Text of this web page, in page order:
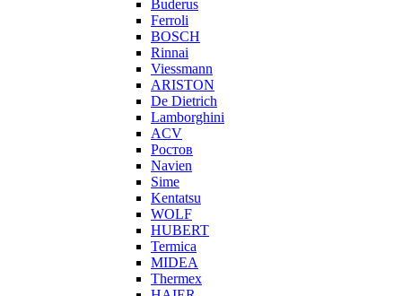
Buderus
Ferroli
BOSCH
Rinnai
Viessmann
ARISTON
De Dietrich
Lamborghini
ACV
Ростов
Navien
Sime
Kentatsu
WOLF
HUBERT
Termica
MIDEA
Thermex